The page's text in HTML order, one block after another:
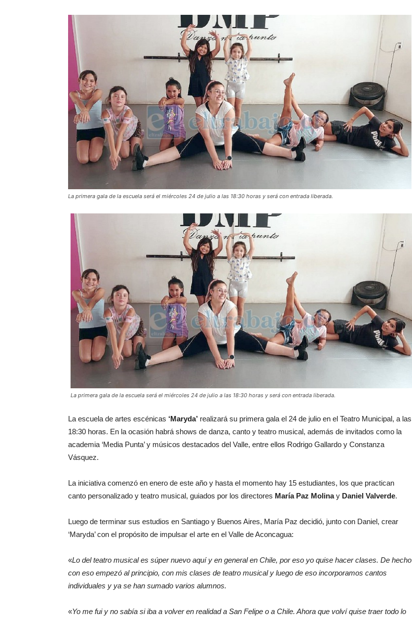
La primera gala de la escuela será el miércoles 24 de julio a las 18:30 horas y será con entrada liberada.
La primera gala de la escuela será el miércoles 24 de julio a las 18:30 horas y será con entrada liberada.
La escuela de artes escénicas ‘Maryda’ realizará su primera gala el 24 de julio en el Teatro Municipal, a las
18:30 horas. En la ocasión habrá shows de danza, canto y teatro musical, además de invitados como la
academia ‘Media Punta’ y músicos destacados del Valle, entre ellos Rodrigo Gallardo y Constanza
Vásquez.
La iniciativa comenzó en enero de este año y hasta el momento hay 15 estudiantes, los que practican
canto personalizado y teatro musical, guiados por los directores María Paz Molinay Daniel Valverde.
Luego de terminar sus estudios en Santiago y Buenos Aires, María Paz decidió, junto con Daniel, crear
‘Maryda’ con el propósito de impulsar el arte en el Valle de Aconcagua:
«Lo del teatro musical es súper nuevo aquí y en general en Chile, por eso yo quise hacer clases. De hecho
con eso empezó al principio, con mis clases de teatro musical y luego de eso incorporamos cantos
individuales y ya se han sumado varios alumnos.
«Yo me fui y no sabía si iba a volver en realidad a San Felipe o a Chile. Ahora que volví quise traer todo lo